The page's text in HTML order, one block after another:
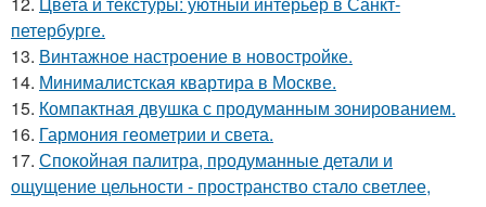
петербурге.
13. Винтажное настроение в новостройке.
14. Минималистская квартира в Москве.
15. Компактная двушка с продуманным зонированием.
16. Гармония геометрии и света.
17. Спокойная палитра, продуманные детали и
ощущение цельности - пространство стало светлее,